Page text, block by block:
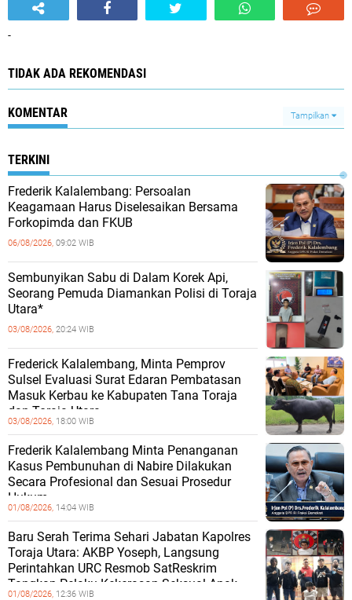
-
TIDAK ADA REKOMENDASI
KOMENTAR Tampilkan
TERKINI
Frederik Kalalembang: Persoalan
Keagamaan Harus Diselesaikan Bersama
Forkopimda dan FKUB
06/08/2026, 09:02 WIB
Sembunyikan Sabu di Dalam Korek Api,
Seorang Pemuda Diamankan Polisi di Toraja
Utara*
03/08/2026, 20:24 WIB
Frederick Kalalembang, Minta Pemprov
Sulsel Evaluasi Surat Edaran Pembatasan
Masuk Kerbau ke Kabupaten Tana Toraja
dan Toraja Utara
03/08/2026, 18:00 WIB
Frederik Kalalembang Minta Penanganan
Kasus Pembunuhan di Nabire Dilakukan
Secara Profesional dan Sesuai Prosedur
Hukum
01/08/2026, 14:04 WIB
Baru Serah Terima Sehari Jabatan Kapolres
Toraja Utara: AKBP Yoseph, Langsung
Perintahkan URC Resmob SatReskrim
Tangkap Pelaku Kekerasan Seksual Anak
01/08/2026, 12:36 WIB